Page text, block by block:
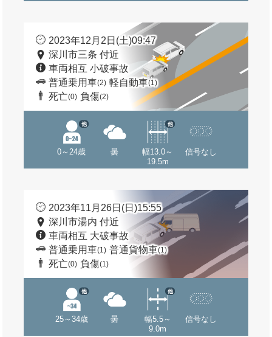
2023年12月2日(土)09:47
深川市三条 付近
車両相互 小破事故
普通乗用車(2) 軽自動車(1)
死亡(0) 負傷(2)
0～24歳
他
曇
幅13.0～
19.5m
他
信号なし
2023年11月26日(日)15:55
深川市湯内 付近
車両相互 大破事故
普通乗用車(1) 普通貨物車(1)
死亡(0) 負傷(1)
25～34歳
他
曇
幅5.5～
9.0m
他
信号なし